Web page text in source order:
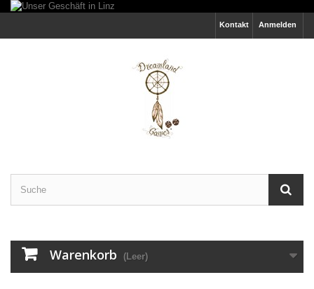
Anmelden
Kontakt
Warenkorb (Leer)